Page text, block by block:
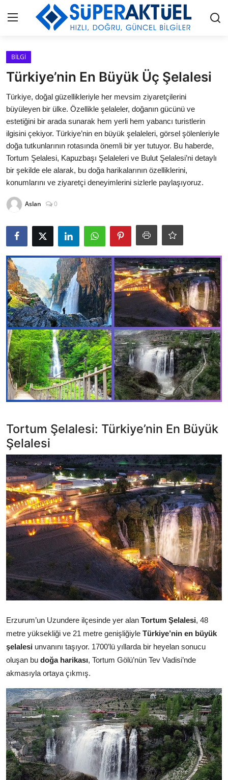
İLETİŞİM
HAKKIMIZDA
KÜNYE
MODA
İŞ BİRLİĞİ
MÜZİK
TEKNOLOJİ
BİLGİ
TATİL
RÜYA TABİRİ
ÖNEMLİ GÜNLER
GALERİ
BİLGİ
Türkiye’nin En Büyük Üç Şelalesi
Türkiye, doğal güzellikleriyle her mevsim ziyaretçilerini
büyüleyen bir ülke. Özellikle şelaleler, doğanın gücünü ve
estetiğini bir arada sunarak hem yerli hem yabancı turistlerin
ilgisini çekiyor. Türkiye’nin en büyük şelaleleri, görsel şölenleriyle
doğa tutkunlarının rotasında önemli bir yer tutuyor. Bu haberde,
Tortum Şelalesi, Kapuzbaşı Şelaleleri ve Bulut Şelalesi’ni detaylı
bir şekilde ele alarak, bu doğa harikalarının özelliklerini,
konumlarını ve ziyaretçi deneyimlerini sizlerle paylaşıyoruz.
Aslan 0
Tortum Şelalesi: Türkiye’nin En Büyük
Şelalesi
Erzurum’un Uzundere ilçesinde yer alan Tortum Şelalesi, 48
metre yüksekliği ve 21 metre genişliğiyle Türkiye’nin en büyük
şelalesi unvanını taşıyor. 1700’lü yıllarda bir heyelan sonucu
oluşan bu doğa harikası, Tortum Gölü’nün Tev Vadisi’nde
akmasıyla ortaya çıkmış.